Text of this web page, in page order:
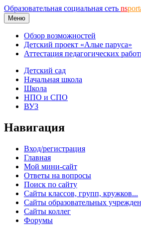
Образовательная социальная сеть ns
Меню
Обзор возможностей
Детский проект «Алые паруса»
Аттестация педагогических
Детский сад
Начальная школа
Школа
НПО и СПО
ВУЗ
Навигация
Вход/регистрация
Главная
Мой мини-сайт
Ответы на вопросы
Поиск по сайту
Сайты классов, групп, кружков...
Сайты образовательных
Сайты коллег
Форумы